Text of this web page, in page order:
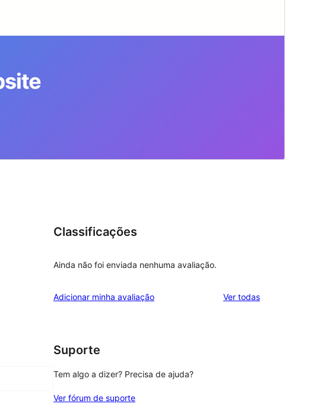
Classificações
Ainda não foi enviada nenhuma avaliação.
Adicionar minha avaliação Ver todasavaliações
Suporte
Tem algo a dizer? Precisa de ajuda?
Ver fórum de suporte